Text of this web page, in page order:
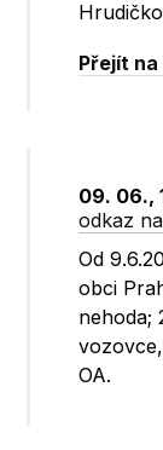
Přejít
09. 06.,
odkaz
Od
obci
nehoda;
OA.